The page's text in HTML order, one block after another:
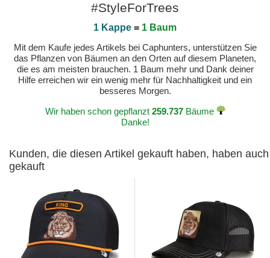
poi perfetto, arrivato ben imballato, con la sua dust bag, che lo
gepostet am 2025-05-01 von Irene
#StyleForTrees
1 Kappe = 1 Baum
Mit dem Kaufe jedes Artikels bei Caphunters, unterstützen Sie
das Pflanzen von Bäumen an den Orten auf diesem Planeten,
die es am meisten brauchen. 1 Baum mehr und Dank deiner
Hilfe erreichen wir ein wenig mehr für Nachhaltigkeit und ein
besseres Morgen.
Wir haben schon gepflanzt 259.737Bäume
Danke!
Kunden, die diesen Artikel gekauft haben, haben auch
gekauft